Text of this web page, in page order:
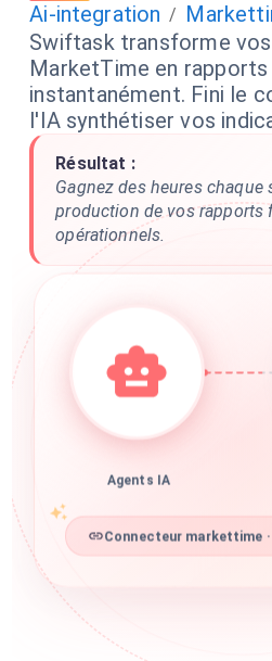
Ai-integration /
Swiftask transforme
MarketTime en
instantanément. Fini le
l'IA synthétiser vos
Résultat :
Gagnez des heures chaque
production de vos rapports
opérationnels.
Agents IA
Connecteur markettime